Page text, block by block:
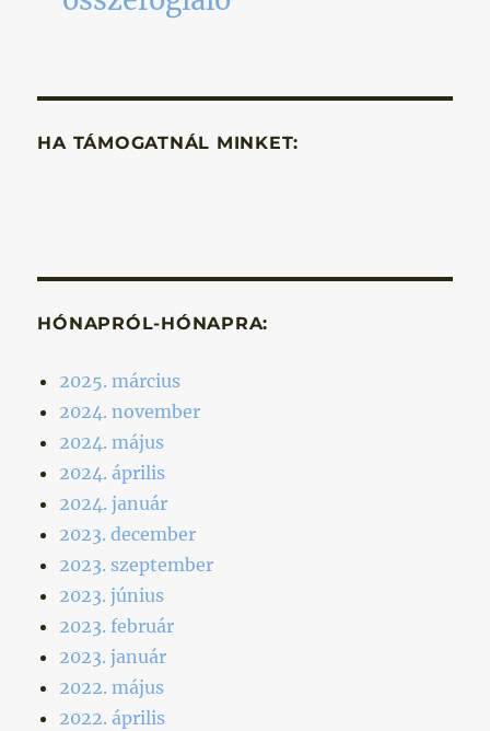
HA TÁMOGATNÁL MINKET:
HÓNAPRÓL-HÓNAPRA:
2025. március
2024. november
2024. május
2024. április
2024. január
2023. december
2023. szeptember
2023. június
2023. február
2023. január
2022. május
2022. április